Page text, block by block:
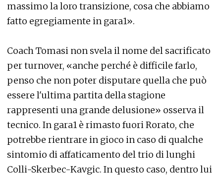
massimo la loro transizione, cosa che abbiamo
fatto egregiamente in gara1».
Coach Tomasi non svela il nome del sacrificato
per turnover, «anche perché è difficile farlo,
penso che non poter disputare quella che può
essere l'ultima partita della stagione
rappresenti una grande delusione» osserva il
tecnico. In gara1 è rimasto fuori Rorato, che
potrebbe rientrare in gioco in caso di qualche
sintomio di affaticamento del trio di lunghi
Colli-Skerbec-Kavgic. In questo caso, dentro lui